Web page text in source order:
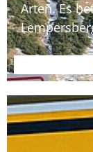
Arten. Es